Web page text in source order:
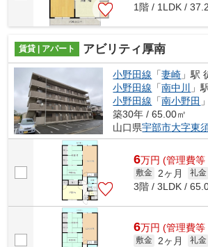
1階 / 1LDK /
賃貸 | アパート アビリティ厚南
小野田線 「妻崎 」駅
小野田線 「南中川
」
小野田線 「南小野田
築30年 / 65.00㎡
山口県宇部市大字東
6万円 (管理費等
敷金 2ヶ月 礼金
3階 / 3LDK /
6万円 (管理費等
敷金 2ヶ月 礼金